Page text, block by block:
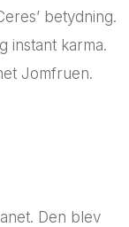
betydning.
instant karma.
Jomfruen.
Den blev